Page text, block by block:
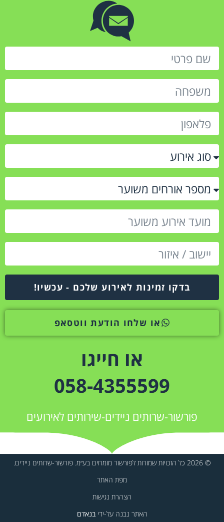
בדקו זמינות לאירוע שלכם - עכשיו!
או שלחו הודעת ווטסאפ
או חייגו
058-4355599
פורשור-שרותים ניידים-שירותים לאירועים
© 2026 כל הזכויות שמורות לפורשור מומחים בע״מ. פורשור-שרותים ניידים.
מפת האתר
הצהרת נגישות
האתר נבנה על-ידיבנאדם